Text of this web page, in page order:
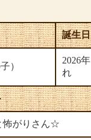
誕生日
）
2026
れ
怖がりさん☆